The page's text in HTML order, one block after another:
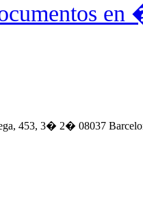
en
453, 3� 2� 08037